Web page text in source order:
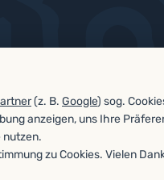
(z. B. Google) sog.
anzeigen, uns Ihre
nutzen.
zu Cookies. Vielen